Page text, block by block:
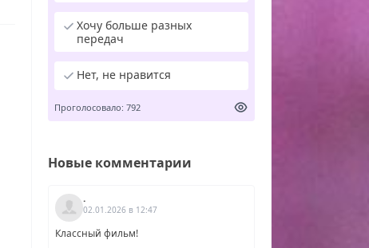
Хочу больше разных
передач
Нет, не нравится
Проголосовало: 792
Новые комментарии
.
02.01.2026 в 12:47
Классный фильм!